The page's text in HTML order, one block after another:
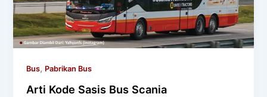
Bus, Pabrikan Bus
Arti Kode Sasis Bus Scania